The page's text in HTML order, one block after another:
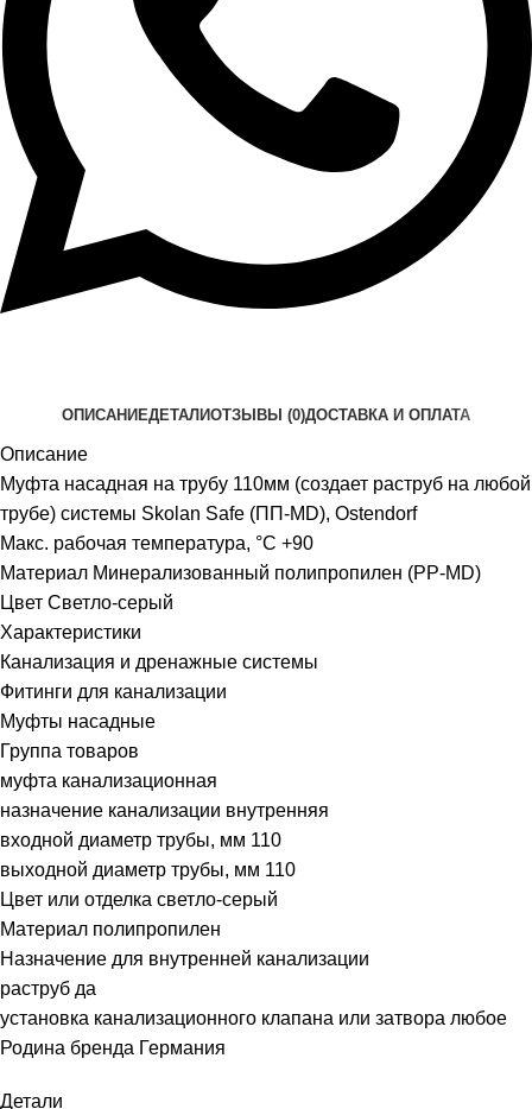
ОПИСАНИЕДЕТАЛИОТЗЫВЫ (0)ДОСТАВКА И ОПЛАТА
Описание
Муфта насадная на трубу 110мм (создает раструб на любой
трубе) системы Skolan Safe (ПП-MD), Ostendorf
Макс. рабочая температура, °C +90
Материал Минерализованный полипропилен (PP-MD)
Цвет Светло-серый
Характеристики
Канализация и дренажные системы
Фитинги для канализации
Муфты насадные
Группа товаров
муфта канализационная
назначение канализации внутренняя
входной диаметр трубы, мм 110
выходной диаметр трубы, мм 110
Цвет или отделка светло-серый
Материал полипропилен
Назначение для внутренней канализации
раструб да
установка канализационного клапана или затвора любое
Родина бренда Германия
Детали